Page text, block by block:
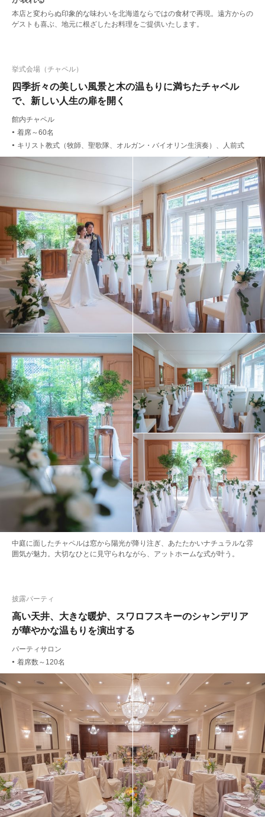
本店と変わらぬ印象的な味わいを北海道ならではの食材で再現。遠方からの
ゲストも喜ぶ、地元に根ざしたお料理をご提供いたします。
四季折々の美しい風景と木の温もりに満ちたチャペル
で、新しい人生の扉を開く
挙式会場（チャペル）
館内チャペル
● 着席～60名
● キリスト教式（牧師、聖歌隊、オルガン・バイオリン生演奏）、人前式
中庭に面したチャペルは窓から陽光が降り注ぎ、あたたかいナチュラルな雰
囲気が魅力。大切なひとに見守られながら、アットホームな式が叶う。
高い天井、大きな暖炉、スワロフスキーのシャンデリア
が華やかな温もりを演出する
披露パーティ
パーティサロン
● 着席数～120名